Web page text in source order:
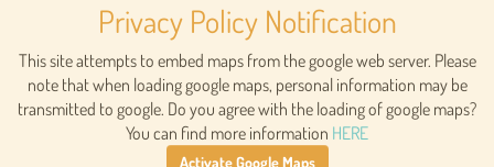
Privacy Policy Notification
This site attempts to embed maps from the google web server. Please
note that when loading google maps, personal information may be
transmitted to google. Do you agree with the loading of google maps?
You can find more information HERE